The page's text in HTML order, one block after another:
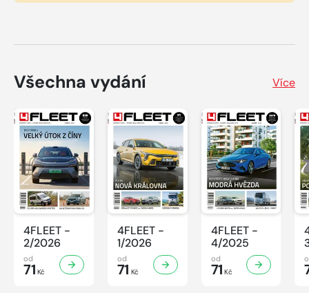
Všechna vydání Více
4FLEET -
2/2026
od
71 Kč
4FLEET -
1/2026
od
71 Kč
4FLEET -
4/2025
od
71 Kč